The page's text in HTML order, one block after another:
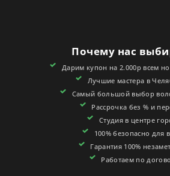
КОНТАКТЫ
СЕРТИФИКАТЫ
Почему нас
Дарим купон на 2.000р всем
Лучшие мастера в
Самый большой выбор
Рассрочка без % и
Студия в центре
100% безопасно для
Гарантия 100%
Работаем по